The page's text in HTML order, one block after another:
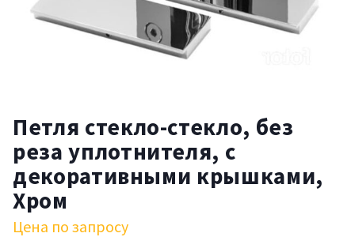
Петля стекло-стекло, без
реза уплотнителя, с
декоративными крышками,
Хром
Цена по запросу